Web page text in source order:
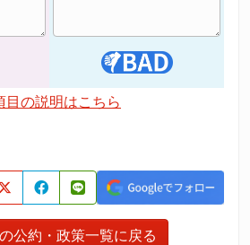
目の説明はこちら
公約・政策一覧に戻る